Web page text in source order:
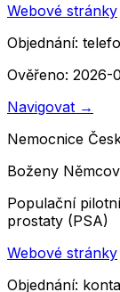
Webové stránky
Objednání:
Ověřeno: 2026-
Navigovat →
Nemocnice
Boženy
Populační
prostaty (PSA)
Webové stránky
Objednání: